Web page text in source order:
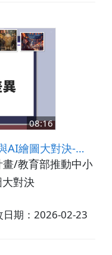
08:16
-對比手繪與AI繪圖之差異
/教育部推動中小學
對決
日期：2026-02-23